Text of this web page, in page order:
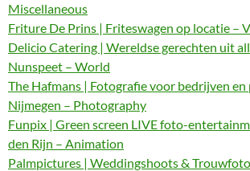
Miscellaneous
Friture De Prins | Friteswagen op locatie –
Delicio Catering | Wereldse gerechten uit
Nunspeet – World
The Hafmans | Fotografie voor bedrijven
Nijmegen – Photography
Funpix | Green screen LIVE foto-
den Rijn – Animation
Palmpictures | Weddingshoots &